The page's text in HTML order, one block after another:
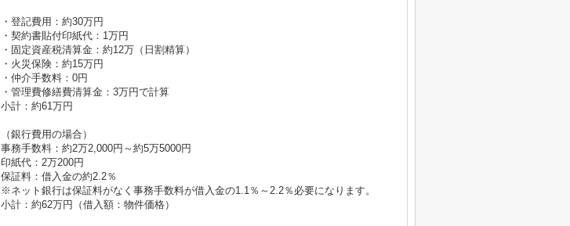
・登記費用：約30万円
・契約書貼付印紙代：1万円
・固定資産税清算金：約12万（日割精算）
・火災保険：約15万円
・仲介手数料：0円
・管理費修繕費清算金：3万円で計算
小計：約61万円
（銀行費用の場合）
事務手数料：約2万2,000円～約5万5000円
印紙代：2万200円
保証料：借入金の約2.2％
※ネット銀行は保証料がなく事務手数料が借入金の1.1％～2.2％必要になります。
小計：約62万円（借入額：物件価格）